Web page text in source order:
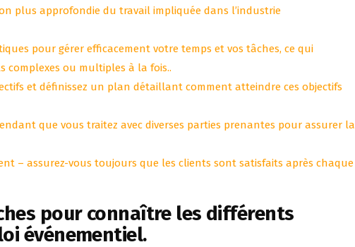
plus approfondie du travail impliquée dans l’industrie
pour gérer efficacement votre temps et vos tâches, ce qui
complexes ou multiples à la fois..
et définissez un plan détaillant comment atteindre ces objectifs
que vous traitez avec diverses parties prenantes pour assurer la
– assurez-vous toujours que les clients sont satisfaits après chaque
pour connaître les différents
événementiel.